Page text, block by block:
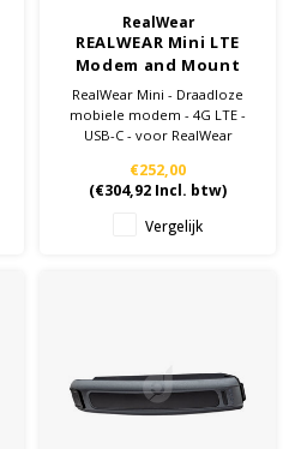
RealWear
REALWEAR Mini LTE
Modem and Mount
Navigator 500 Series
RealWear Mini - Draadloze
mobiele modem - 4G LTE -
USB-C - voor RealWear
€252,00
(€304,92 Incl. btw)
Vergelijk